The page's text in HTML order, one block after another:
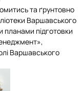
та ґрунтовно
Варшавського
планами підготовки
Варшавського